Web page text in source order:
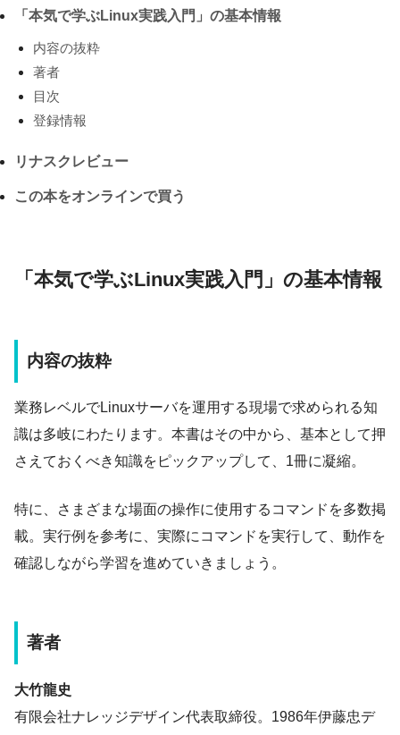
「本気で学ぶLinux実践入門」の基本情報
内容の抜粋
著者
目次
登録情報
リナスクレビュー
この本をオンラインで買う
「本気で学ぶLinux実践入門」の基本情報
内容の抜粋
業務レベルでLinuxサーバを運用する現場で求められる知
識は多岐にわたります。本書はその中から、基本として押
さえておくべき知識をピックアップして、1冊に凝縮。
特に、さまざまな場面の操作に使用するコマンドを多数掲
載。実行例を参考に、実際にコマンドを実行して、動作を
確認しながら学習を進めていきましょう。
著者
大竹龍史
有限会社ナレッジデザイン代表取締役。1986年伊藤忠デ